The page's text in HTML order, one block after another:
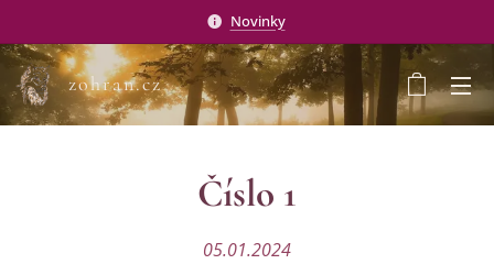
Novinky
zohran.cz
Číslo 1
05.01.2024